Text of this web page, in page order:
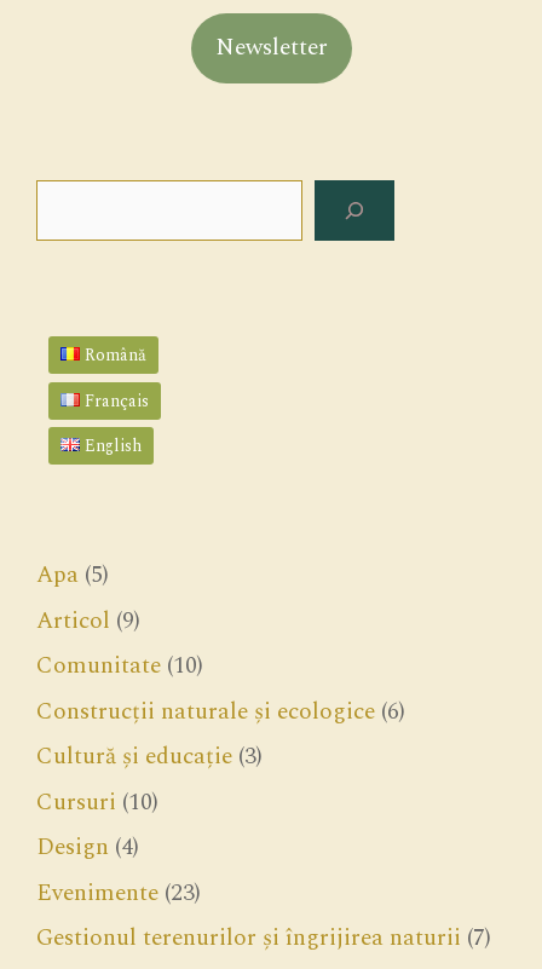
Newsletter
Română
Français
English
Apa (5)
Articol (9)
Comunitate (10)
Construcții naturale și ecologice (6)
Cultură și educație (3)
Cursuri (10)
Design (4)
Evenimente (23)
Gestionul terenurilor și îngrijirea naturii (7)